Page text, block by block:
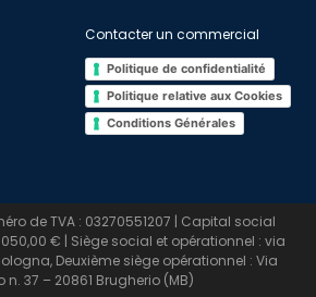
Contacter un commercial
Politique de confidentialité
Politique relative aux Cookies
Conditions Générales
de TVA : 03270551207 | Capital social
050,00 € | Siège social et opérationnel : via
Deuxième siège opérationnel : Via
n. 37 – 20861 Brugherio (MB)